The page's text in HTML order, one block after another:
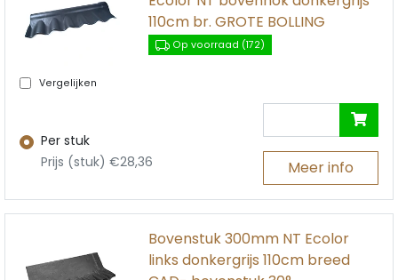
Vergelijken
110cm br. GROTE BOLLING
Op voorraad (172)
Per stuk
Prijs (stuk) €28,36
Meer info
Bovenstuk 300mm NT Ecolor
links donkergrijs 110cm breed